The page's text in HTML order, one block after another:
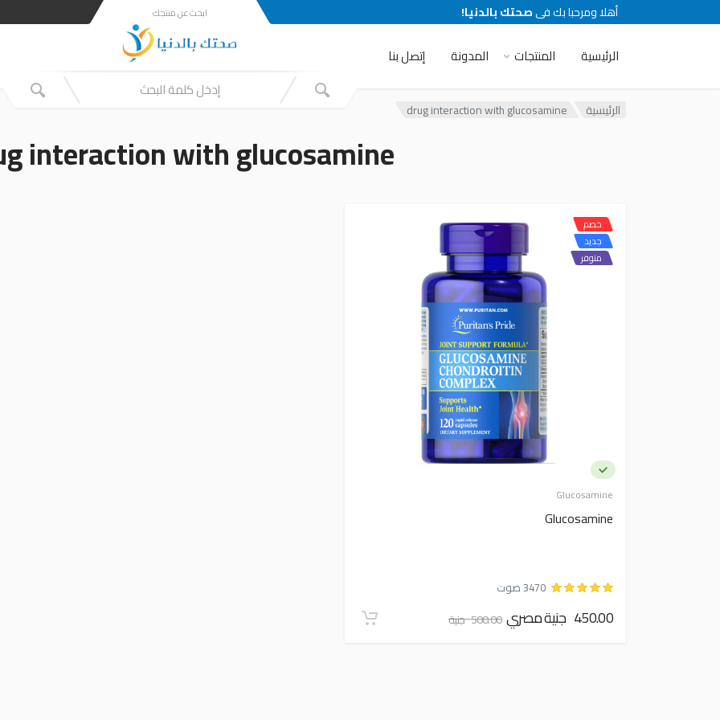
أهلا ومرحبا بك فىصحتك بالدنيا!
الرئيسية المنتجات المدونة إتصل بنا
ابحث عن منتجك
الرئيسية drug interaction with glucosamine
interaction with glucosamine
Glucosamine
خصم
جديد
متوفر
Glucosamine
3470 صوت
450.00 جنية مصري 500.00 جنية